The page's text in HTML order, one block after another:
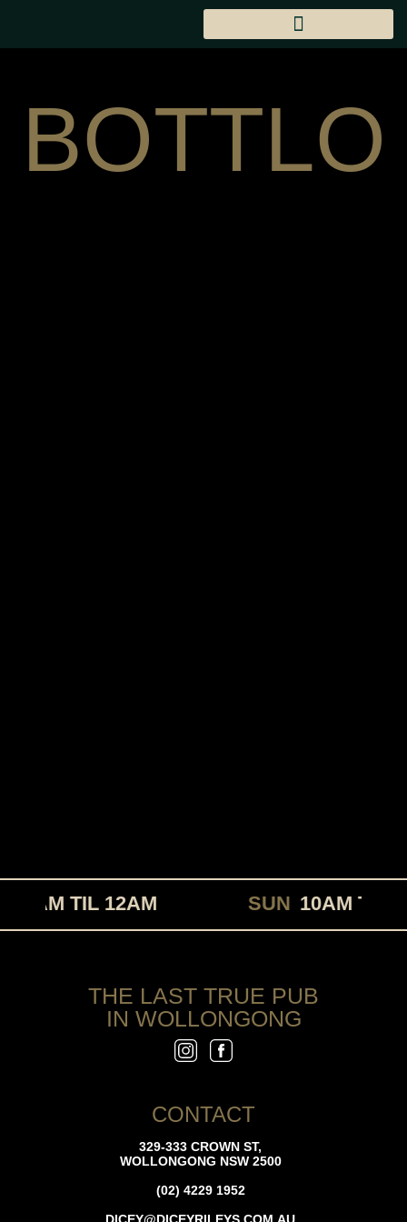
BOTTLO
10AM TIL 12AM SUN 10AM TIL
THE LAST TRUE PUB
IN WOLLONGONG
CONTACT
329-333 CROWN ST,
WOLLONGONG NSW 2500
(02) 4229 1952